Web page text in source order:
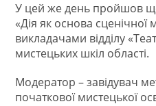
У цей же день пройшов
«Дія як основа сценічної
викладачами відділу
мистецьких шкіл області.
Модератор – завідувач
початкової мистецької